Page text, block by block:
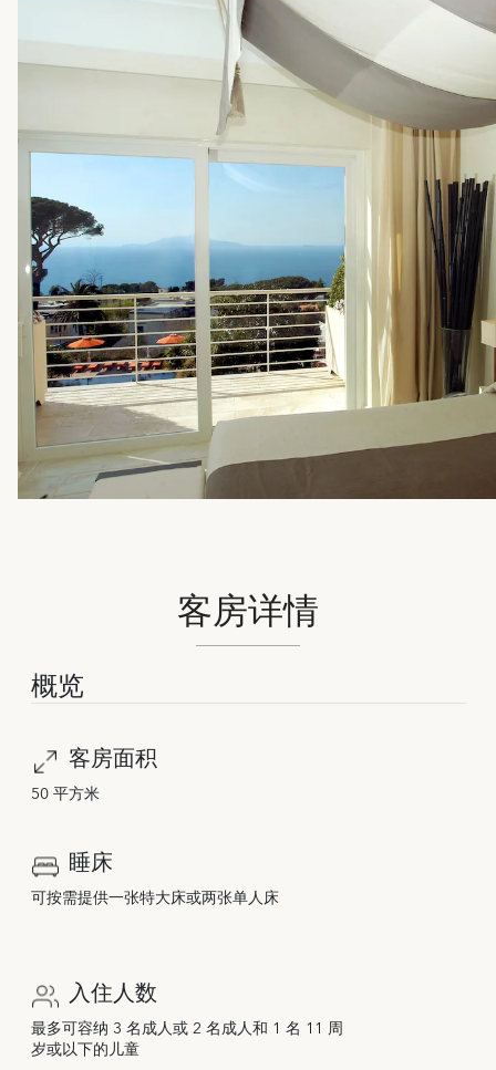
客房详情
概览
客房面积
50 平方米
睡床
可按需提供一张特大床或两张单人床
入住人数
最多可容纳 3 名成人或 2 名成人和 1 名 11 周
岁或以下的儿童